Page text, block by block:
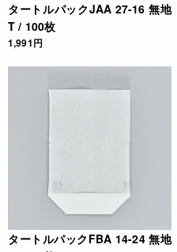
タートルパックJAA 27-16 無地
T / 100枚
1,991円
タートルパックFBA 14-24 無地